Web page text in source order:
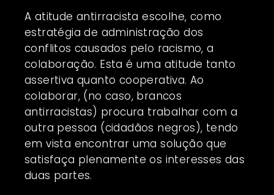
A atitude antirracista escolhe, como
estratégia de administração dos
conflitos causados pelo racismo, a
colaboração. Esta é uma atitude tanto
assertiva quanto cooperativa. Ao
colaborar, (no caso, brancos
antirracistas) procura trabalhar com a
outra pessoa (cidadãos negros), tendo
em vista encontrar uma solução que
satisfaça plenamente os interesses das
duas partes.